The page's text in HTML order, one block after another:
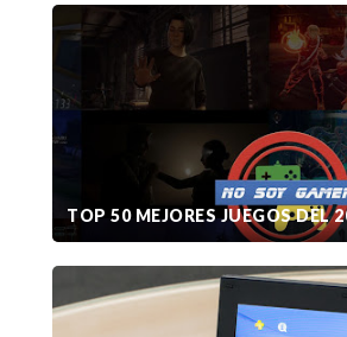
TOP 50 MEJORES JUEGOS DEL